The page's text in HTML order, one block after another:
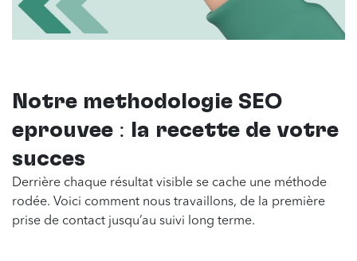
Notre méthodologie SEO
éprouvée : la recette de votre
succès
Derrière chaque résultat visible se cache une méthode
rodée. Voici comment nous travaillons, de la première
prise de contact jusqu’au suivi long terme.